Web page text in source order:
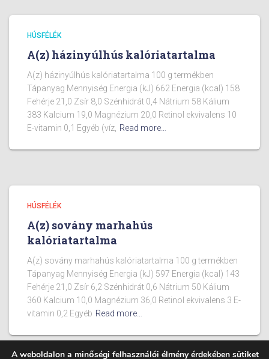
HÚSFÉLÉK
A(z) házinyúlhús kalóriatartalma
A(z) házinyúlhús kalóriatartalma 100 g termékben
Tápanyag Mennyiség Energia (kJ) 662 Energia (kcal) 158
Fehérje 21,0 Zsír 8,0 Szénhidrát 0,4 Nátrium 58 Kálium
383 Kalcium 19,0 Magnézium 20,0 Retinol ekvivalens 10
E-vitamin 0,1 Egyéb (víz, Read more…
HÚSFÉLÉK
A(z) sovány marhahús
kalóriatartalma
A(z) sovány marhahús kalóriatartalma 100 g termékben
Tápanyag Mennyiség Energia (kJ) 597 Energia (kcal) 143
Fehérje 21,0 Zsír 6,2 Szénhidrát 0,6 Nátrium 50 Kálium
360 Kalcium 10,0 Magnézium 36,0 Retinol ekvivalens 3 E-
vitamin 0,2 Egyéb Read more…
A weboldalon a minőségi felhasználói élmény érdekében sütiket